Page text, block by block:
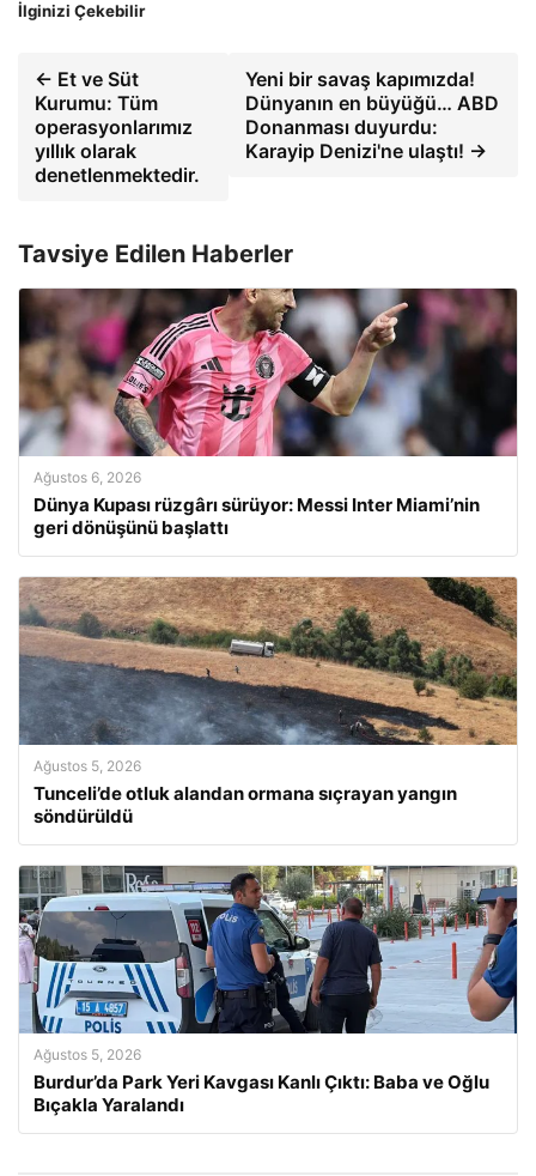
İlginizi Çekebilir
← Et ve Süt
Kurumu: Tüm
operasyonlarımız
yıllık olarak
denetlenmektedir.
Yeni bir savaş kapımızda!
Dünyanın en büyüğü… ABD
Donanması duyurdu:
Karayip Denizi'ne ulaştı! →
Tavsiye Edilen Haberler
Ağustos 6, 2026
Dünya Kupası rüzgârı sürüyor: Messi Inter Miami’nin
geri dönüşünü başlattı
Ağustos 5, 2026
Tunceli’de otluk alandan ormana sıçrayan yangın
söndürüldü
Ağustos 5, 2026
Burdur’da Park Yeri Kavgası Kanlı Çıktı: Baba ve Oğlu
Bıçakla Yaralandı